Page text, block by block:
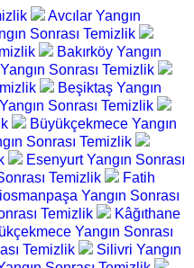
Avcılar Yangın
Sonrası Temizlik
Bakırköy Yangın
Sonrası Temizlik
Beşiktaş Yangın
Sonrası Temizlik
Büyükçekmece Yangın
Sonrası Temizlik
Esenyurt Yangın Sonrası
Temizlik
Fatih
Yangın Sonrası
Temizlik
Kâğıthane
Yangın Sonrası
Temizlik
Silivri Yangın